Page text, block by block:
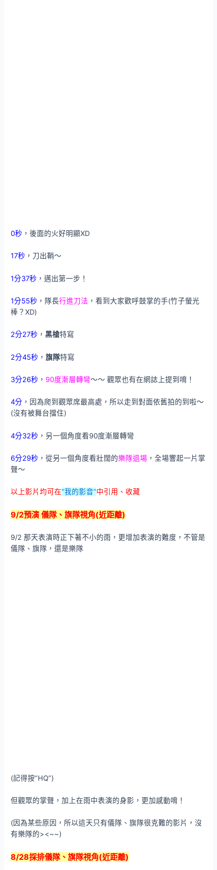
0秒 ，後面的火好明顯XD
17秒 ，刀出鞘～
1分37秒 ，邁出第一步！
1分55秒 ，隊長行進刀法 ，看到大家歡呼鼓掌的手(竹子螢光
棒？XD)
2分27秒 ，黑槍特寫
2分45秒 ，旗隊特寫
3分26秒 ， 90度漸層轉彎～～ 觀眾也有在網誌上提到唷！
4分 ，因為爬到觀眾席最高處，所以走到對面依舊拍的到啦～
(沒有被舞台擋住)
4分32秒 ，另一個角度看90度漸層轉彎
6分29秒 ，從另一個角度看壯闊的樂隊退場 ，全場響起一片掌
聲～
以上影片均可在“我的影音”中引用、收藏
9/2預演 儀隊、旗隊視角(近距離)
9/2 那天表演時正下著不小的雨，更增加表演的難度，不管是
儀隊、旗隊，還是樂隊
(記得按”HQ”)
但觀眾的掌聲，加上在雨中表演的身影，更加感動唷！
(因為某些原因，所以這天只有儀隊、旗隊很克難的影片，沒
有樂隊的><~~)
8/28採排儀隊、旗隊視角(近距離)